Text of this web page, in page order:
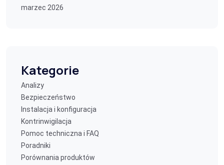
marzec 2026
Kategorie
Analizy
Bezpieczeństwo
Instalacja i konfiguracja
Kontrinwigilacja
Pomoc techniczna i FAQ
Poradniki
Porównania produktów